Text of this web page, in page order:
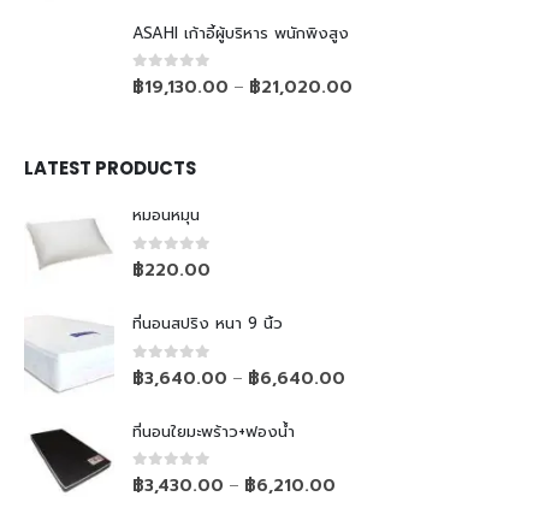
ASAHI เก้าอี้ผู้บริหาร พนักพิงสูง
0out of 5
฿19,130.00 – ฿21,020.00
LATEST PRODUCTS
หมอนหมุน
0out of 5
฿220.00
ที่นอนสปริง หนา 9 นิ้ว
0out of 5
฿3,640.00 – ฿6,640.00
ที่นอนใยมะพร้าว+ฟองน้ำ
0out of 5
฿3,430.00 – ฿6,210.00